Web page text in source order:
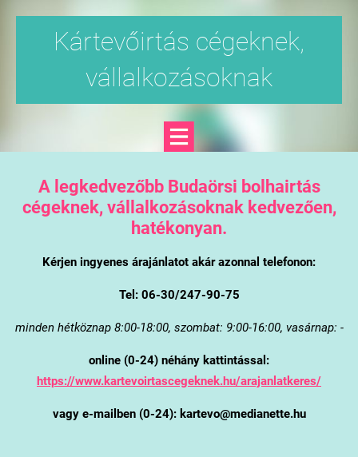
Kártevőirtás cégeknek,
vállalkozásoknak
A legkedvezőbb Budaörsi bolhairtás
cégeknek, vállalkozásoknak kedvezően,
hatékonyan.
Kérjen ingyenes árajánlatot akár azonnal telefonon:
Tel: 06-30/247-90-75
minden hétköznap 8:00-18:00, szombat: 9:00-16:00, vasárnap: -
online (0-24) néhány kattintással:
https://www.kartevoirtascegeknek.hu/arajanlatkeres/
vagy e-mailben (0-24): kartevo@medianette.hu